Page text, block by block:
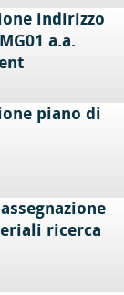
indirizzo
a.a.
piano di
ricerca